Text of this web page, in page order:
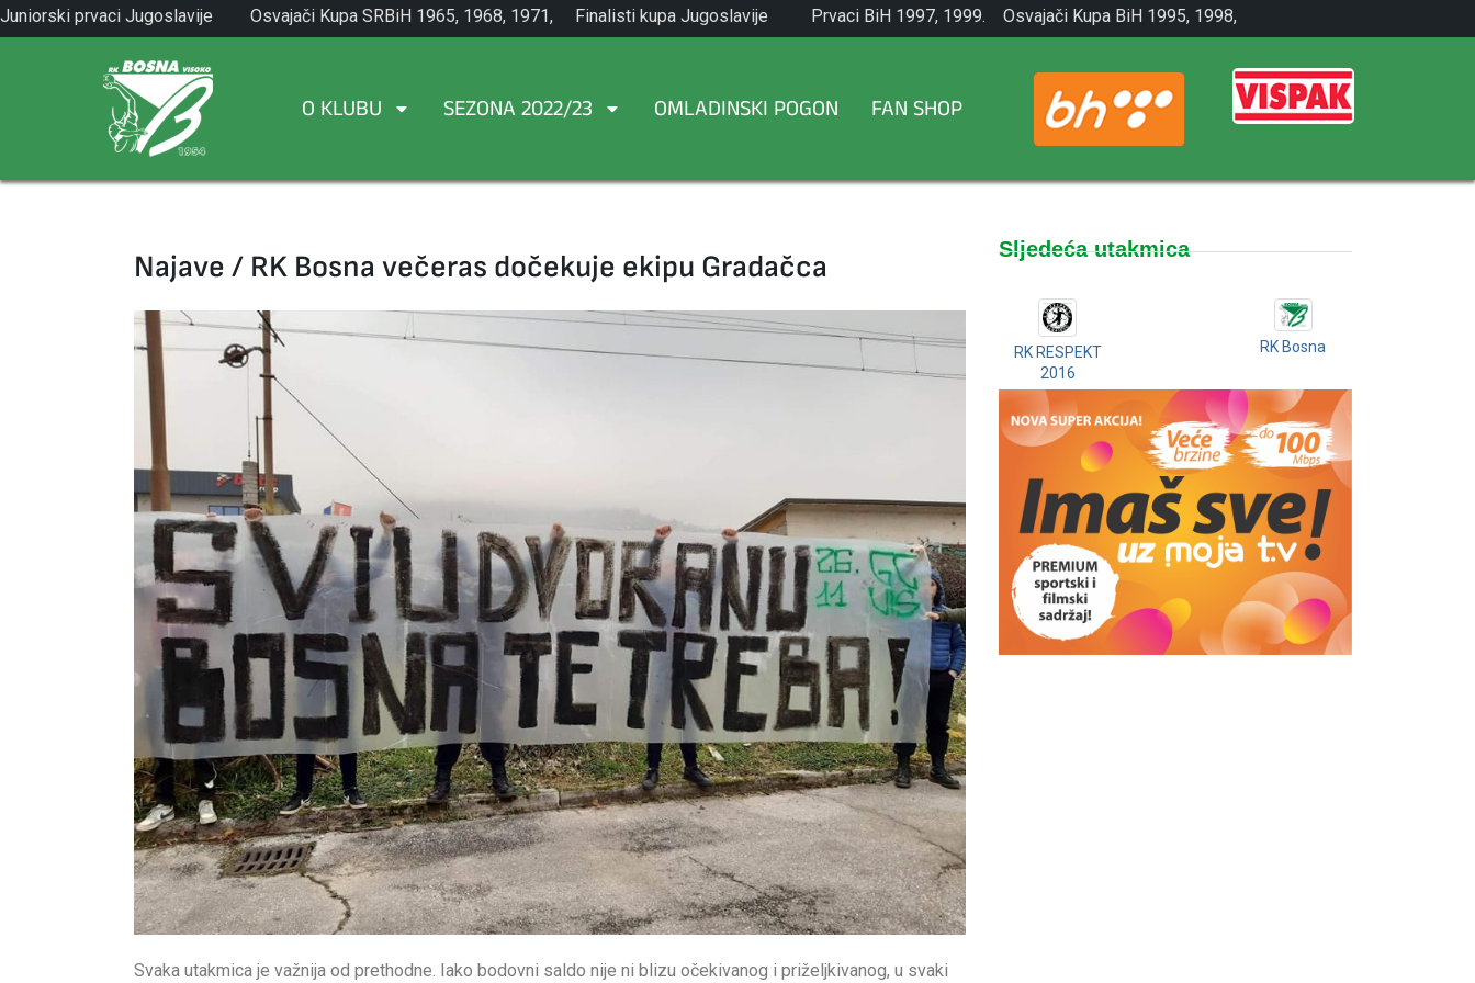
Skip
to
Juniorski prvaci Jugoslavije
1971.
Osvajači Kupa SRBiH 1965, 1968, 1971,
1982.
Finalisti kupa Jugoslavije
1965.
Prvaci BiH 1997, 1999.
Osvajači Kupa BiH 1995, 1998,
2001.
O KLUBU SEZONA 2022/23 OMLADINSKI POGON FAN SHOP
Najave / RK Bosna večeras dočekuje ekipu Gradačca
Svaka utakmica je važnija od prethodne. Iako bodovni saldo nije ni blizu očekivanog i priželjkivanog, u svaki
Sljedeća utakmica
RK RESPEKT
2016
RK Bosna